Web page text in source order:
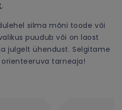
.
silma mõni toode või
puudub või on laost
julgelt ühendust. Selgitame
tarneaja!